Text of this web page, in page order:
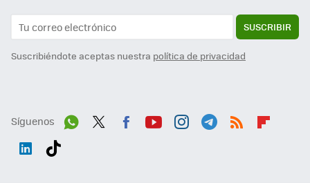
SUSCRIBIR
Suscribiéndote aceptas nuestra política de privacidad
Síguenos